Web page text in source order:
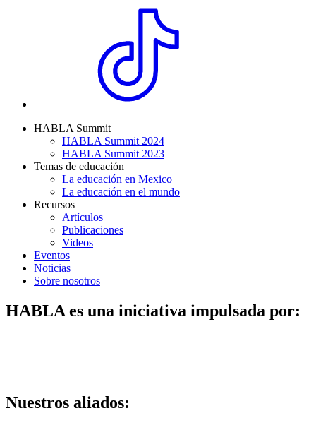
HABLA Summit
HABLA Summit 2024
HABLA Summit 2023
Temas de educación
La educación en Mexico
La educación en el mundo
Recursos
Artículos
Publicaciones
Videos
Eventos
Noticias
Sobre nosotros
HABLA es una iniciativa impulsada por:
Nuestros aliados: